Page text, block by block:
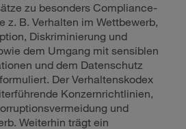
zu besonders Compliance-
z. B. Verhalten im Wettbewerb,
Diskriminierung und
dem Umgang mit sensiblen
und dem Datenschutz
Der Verhaltenskodex
Konzernrichtlinien,
und
Weiterhin trägt ein